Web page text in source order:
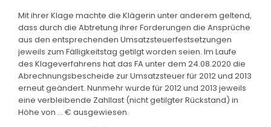
Mit ihrer Klage machte die Klägerin unter anderem geltend,
dass durch die Abtretung ihrer Forderungen die Ansprüche
aus den entsprechenden Umsatzsteuerfestsetzungen
jeweils zum Fälligkeitstag getilgt worden seien. Im Laufe
des Klageverfahrens hat das FA unter dem 24.08.2020 die
Abrechnungsbescheide zur Umsatzsteuer für 2012 und 2013
erneut geändert. Nunmehr wurde für 2012 und 2013 jeweils
eine verbleibende Zahllast (nicht getilgter Rückstand) in
Höhe von ... € ausgewiesen.